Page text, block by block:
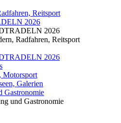
Reitsport
2026
2026
Radfahren, Reitsport
2026
Motorsport
Galerien
Gastronomie
und Gastronomie